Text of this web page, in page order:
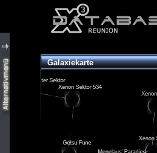
Galaxiekarte